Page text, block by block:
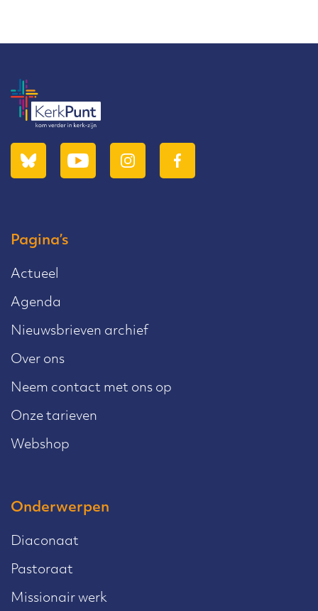
Pagina’s
Actueel
Agenda
Nieuwsbrieven archief
Over ons
Neem contact met ons op
Onze tarieven
Webshop
Onderwerpen
Diaconaat
Pastoraat
Missionair werk